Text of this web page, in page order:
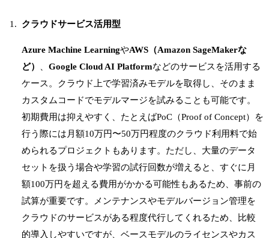
クラウドサービス活用型
Azure Machine LearningやAWS（Amazon SageMakerな
ど）
Google Cloud AI Platformなどのサービスを活用する
ケース。クラウド上で学習済みモデルを取得し、そのまま
カスタムコードでモデルマージを試みることも可能です。
初期費用は抑えやすく、たとえばPoC（Proof of Concept）を
行う際には月額10万円〜50万円程度のクラウド利用料で始
められるプロジェクトもあります。ただし、大量のデータ
セットを扱う場合や学習の試行回数が増えると、すぐに月
額100万円を超える費用がかかる可能性もあるため、事前の
試算が重要です。メンテナンスやモデルバージョン管理を
クラウドのサービスがある程度代行してくれるため、比較
的導入しやすいですが、ベースモデルのライセンスやカス